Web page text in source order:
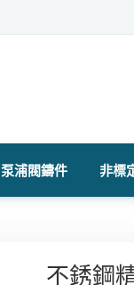
泵浦閥鑄件 非標
不銹鋼